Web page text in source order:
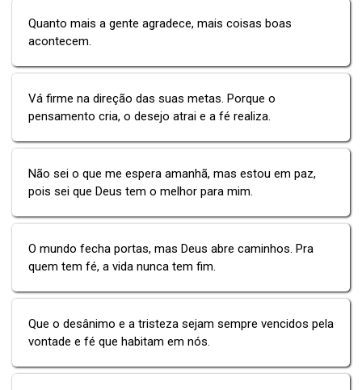
Quanto mais a gente agradece, mais coisas boas
acontecem.
Vá firme na direção das suas metas. Porque o
pensamento cria, o desejo atrai e a fé realiza.
Não sei o que me espera amanhã, mas estou em paz,
pois sei que Deus tem o melhor para mim.
O mundo fecha portas, mas Deus abre caminhos. Pra
quem tem fé, a vida nunca tem fim.
Que o desânimo e a tristeza sejam sempre vencidos pela
vontade e fé que habitam em nós.